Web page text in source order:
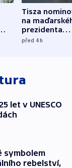
Tisza
na
prezidenta
bývalého
před 4h
let v UNESCO
symbolem
rebelství,